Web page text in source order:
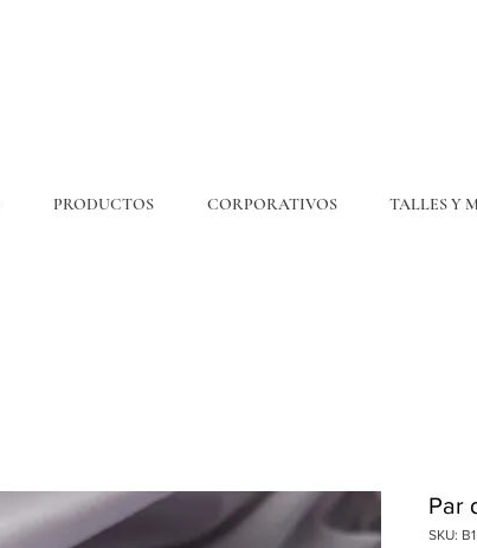
PRODUCTOS CORPORATIVOS TALLES Y
Par
SKU: